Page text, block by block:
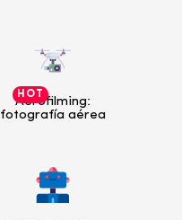
Aerofilming:
fotografía aérea
HOT